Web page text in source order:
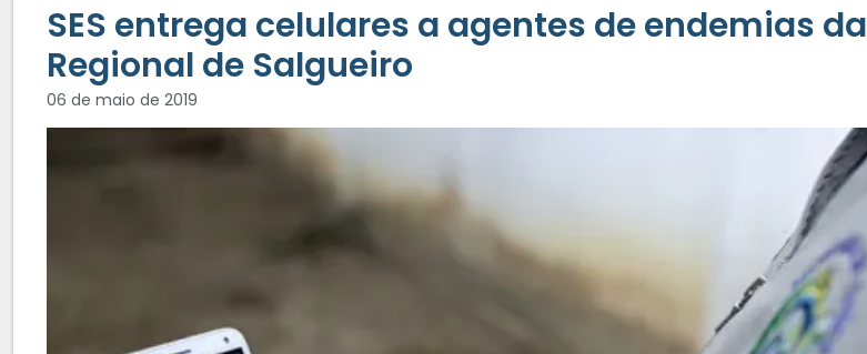
SES entrega celulares a agentes de endemias da
Regional de Salgueiro
06 de maio de 2019